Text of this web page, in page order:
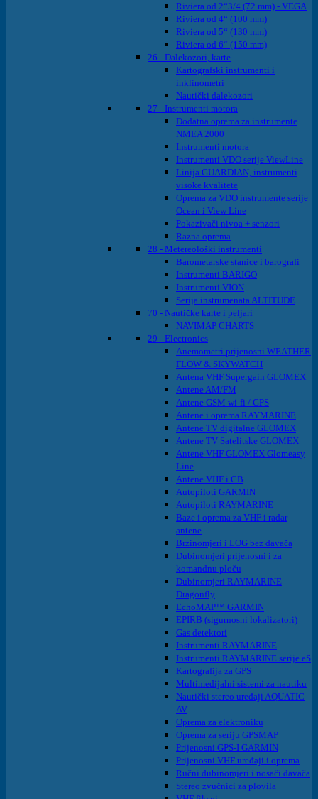
Riviera od 2“3/4 (72 mm) - VEGA
Riviera od 4“ (100 mm)
Riviera od 5“ (130 mm)
Riviera od 6“ (150 mm)
26 - Dalekozori, karte
Kartografski instrumenti i
inklinometri
Nautički dalekozori
27 - Instrumenti motora
Dodatna oprema za instrumente
NMEA 2000
Instrumenti motora
Instrumenti VDO serije ViewLine
Linija GUARDIAN, instrumenti
visoke kvalitete
Oprema za VDO instrumente serije
Ocean i View Line
Pokazivači nivoa + senzori
Razna oprema
28 - Metereološki instrumenti
Barometarske stanice i barografi
Instrumenti BARIGO
Instrumenti VION
Serija instrumenata ALTITUDE
70 - Nautičke karte i peljari
NAVIMAP CHARTS
29 - Electronics
Anemometri prijenosni WEATHER
FLOW & SKYWATCH
Antena VHF Supergain GLOMEX
Antene AM/FM
Antene GSM wi-fi / GPS
Antene i oprema RAYMARINE
Antene TV digitalne GLOMEX
Antene TV Satelitske GLOMEX
Antene VHF GLOMEX Glomeasy
Line
Antene VHF i CB
Autopiloti GARMIN
Autopiloti RAYMARINE
Baze i oprema za VHF i radar
antene
Brzinomjeri i LOG bez davača
Dubinomjeri prijenosni i za
komandnu ploču
Dubinomjeri RAYMARINE
Dragonfly
EchoMAP™ GARMIN
EPIRB (sigurnosni lokalizatori)
Gas detektori
Instrumenti RAYMARINE
Instrumenti RAYMARINE serije eS
Kartografija za GPS
Multimedijalni sistemi za nautiku
Nautički stereo uređaji AQUATIC
AV
Oprema za elektroniku
Oprema za seriju GPSMAP
Prijenosni GPS-I GARMIN
Prijenosni VHF uređaji i oprema
Ručni dubinomjeri i nosači davača
Stereo zvučnici za plovila